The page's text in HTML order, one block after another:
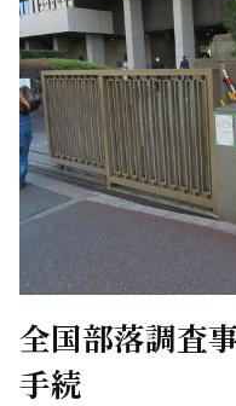
全国部落調査
手続